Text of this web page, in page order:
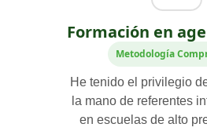
Formación en
Metodología
He tenido el privilegio
la mano de referentes
en escuelas de alto